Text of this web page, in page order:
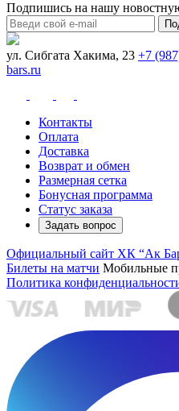
Подпишись на нашу
ул. Сибгата Хакима, 23 +7
bars.ru
Контакты
Оплата
Доставка
Возврат и обмен
Размерная сетка
Бонусная программа
Статус заказа
Задать вопрос
Официальный сайт ХК “Ак
Билеты на матчи Мобильные
Политика